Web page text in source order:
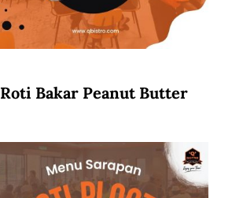
Roti Bakar Peanut Butter